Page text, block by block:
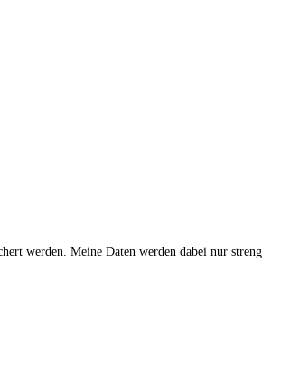
werden. Meine Daten werden dabei nur streng